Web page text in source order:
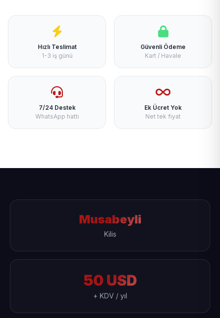
Hızlı Teslimat
1-3 iş günü
Güvenli Ödeme
Kart / Havale
7/24 Destek
WhatsApp hattı
Ek Ücret Yok
Net tek fiyat
Musabeyli
Kilis
50 USD
+ KDV / yıl